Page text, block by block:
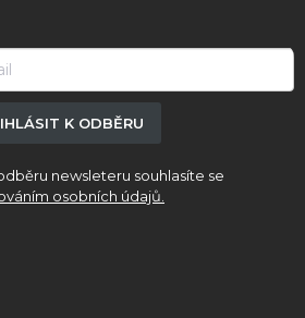
K ODBĚRU
newsleteru souhlasíte se
osobních údajů.